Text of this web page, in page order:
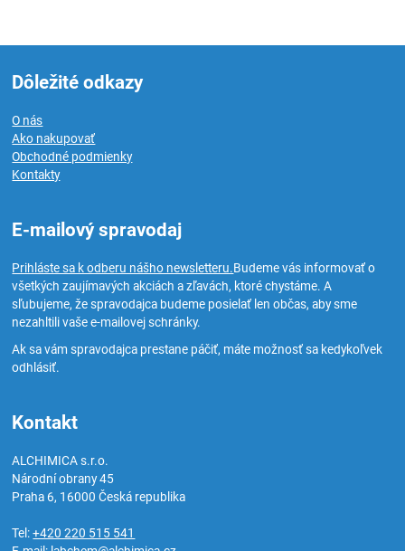
Dôležité odkazy
O nás
Ako nakupovať
Obchodné podmienky
Kontakty
E-mailový spravodaj
Prihláste sa k odberu nášho newsletteru.Budeme vás informovať o
všetkých zaujímavých akciách a zľavách, ktoré chystáme. A
sľubujeme, že spravodajca budeme posielať len občas, aby sme
nezahltili vaše e-mailovej schránky.
Ak sa vám spravodajca prestane páčiť, máte možnosť sa kedykoľvek
odhlásiť.
Kontakt
ALCHIMICA s.r.o.
Národní obrany 45
Praha 6, 16000Česká republika
Tel:+420 220 515 541